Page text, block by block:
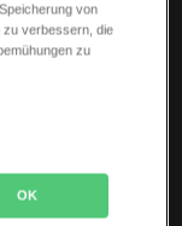
von
zu verbessern, die
zu
OK